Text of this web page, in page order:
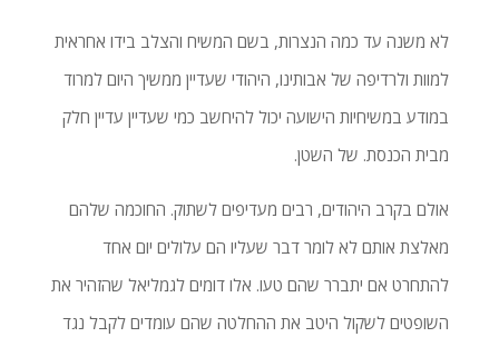
לא משנה עד כמה הנצרות, בשם המשיח והצלב בידו אחראית
למוות ולרדיפה של אבותינו, היהודי שעדיין ממשיך היום למרוד
במודע במשיחיות הישועה יכול להיחשב כמי שעדיין עדיין חלק
מבית הכנסת. של השטן.
אולם בקרב היהודים, רבים מעדיפים לשתוק. החוכמה שלהם
מאלצת אותם לא לומר דבר שעליו הם עלולים יום אחד
להתחרט אם יתברר שהם טעו. אלו דומים לגמליאל שהזהיר את
השופטים לשקול היטב את ההחלטה שהם עומדים לקבל נגד